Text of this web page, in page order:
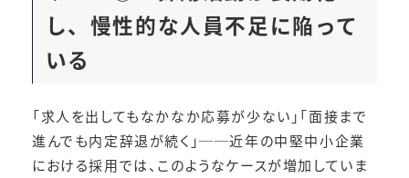
し、慢性的な人員不足に陥って
いる
「求人を出してもなかなか応募が少ない」「面接まで
進んでも内定辞退が続く」──近年の中堅中小企業
における採用では、このようなケースが増加していま